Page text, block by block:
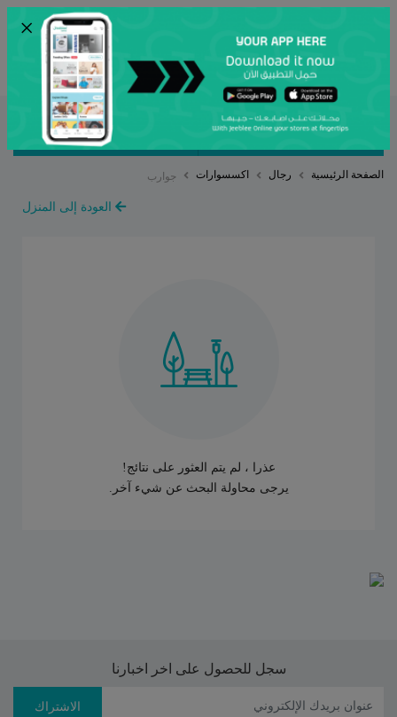
أرسل
ENG
مصنف بواسطة ترتيب حسب
الصفحة الرئيسية رجال اكسسوارات جوارب
العودة إلى المنزل
عذرا ، لم يتم العثور على نتائج!
يرجى محاولة البحث عن شيء آخر.
×
سجل للحصول على اخر اخبارنا
الاشتراك